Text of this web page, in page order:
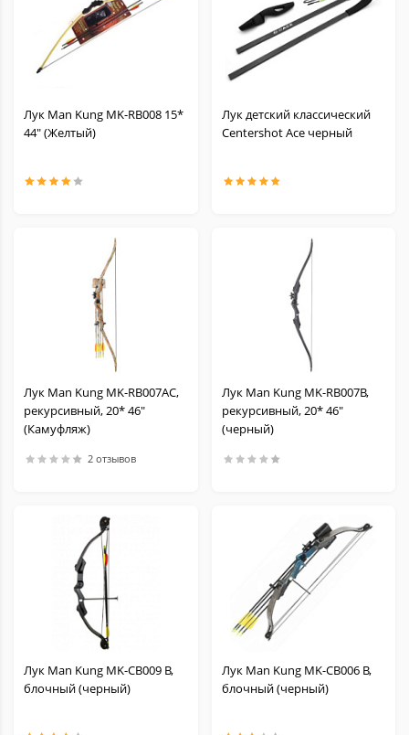
Лук Man Kung MK-RB008 15*
44" (Желтый)
Лук детский классический
Centershot Ace черный
Лук Man Kung MK-RB007AC,
рекурсивный, 20* 46"
(Камуфляж)
2 отзывов
Лук Man Kung MK-RB007B,
рекурсивный, 20* 46"
(черный)
Лук Man Kung MK-CB009 B,
блочный (черный)
Лук Man Kung MK-CB006 B,
блочный (черный)